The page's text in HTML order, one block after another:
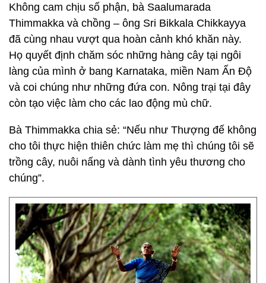
Không cam chịu số phận, bà Saalumarada
Thimmakka và chồng – ông Sri Bikkala Chikkayya
đã cùng nhau vượt qua hoàn cảnh khó khăn này.
Họ quyết định chăm sóc những hàng cây tại ngôi
làng của mình ở bang Karnataka, miền Nam Ấn Độ
và coi chúng như những đứa con. Nông trại tại đây
còn tạo việc làm cho các lao động mù chữ.
Bà Thimmakka chia sẻ: “Nếu như Thượng đế không
cho tôi thực hiện thiên chức làm mẹ thì chúng tôi sẽ
trồng cây, nuôi nấng và dành tình yêu thương cho
chúng”.